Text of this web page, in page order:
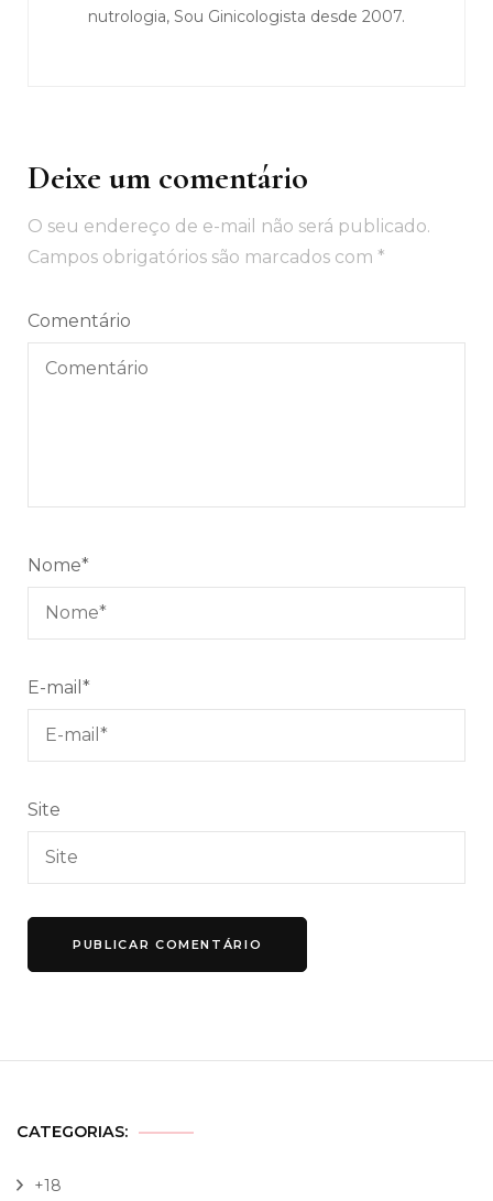
nutrologia, Sou Ginicologista desde 2007.
Deixe um comentário
O seu endereço de e-mail não será publicado.
Campos obrigatórios são marcados com *
Comentário
Nome*
E-mail *
Site
CATEGORIAS:
+18